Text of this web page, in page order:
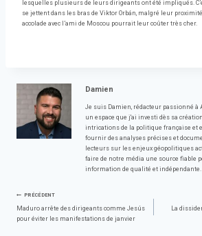
lesquelles plusieurs de leurs dirigeants ont été impliqués.
se jettent dans les bras de Viktor Orbán, malgré leur
accolade avec l’ami de Moscou pourrait leur coûter très cher.
Damien
Je suis Damien, rédacteur passionné à
un espace que j'ai investi dès sa
intrications de la politique française et
fournir des analyses précises et
lecteurs sur les enjeux géopolitiques
faire de notre média une source fiable
information de qualité et indépendante.
Navigation
PRÉCÉDENT
Maduro arrête des dirigeants comme Jesús
pour éviter les manifestations de janvier
La